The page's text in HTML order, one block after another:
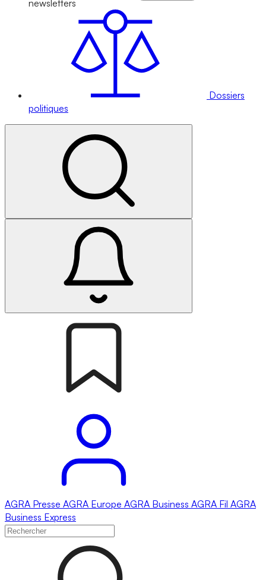
newsletters
Dossiers
politiques
AGRA Presse AGRA Europe AGRA Business AGRA Fil AGRA
Business Express